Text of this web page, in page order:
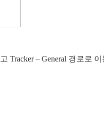
Tracker – General 경로로 이